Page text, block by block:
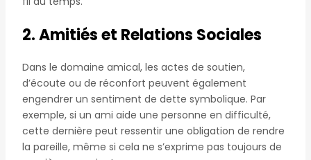
2. Amitiés et Relations Sociales
Dans le domaine amical, les actes de soutien,
d’écoute ou de réconfort peuvent également
engendrer un sentiment de dette symbolique. Par
exemple, si un ami aide une personne en difficulté,
cette dernière peut ressentir une obligation de rendre
la pareille, même si cela ne s’exprime pas toujours de